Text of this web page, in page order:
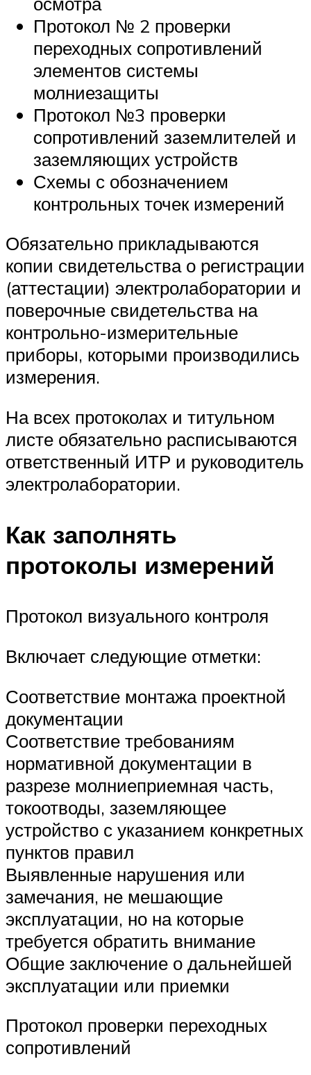
Протокол № 2 проверки
переходных сопротивлений
элементов системы
молниезащиты
Протокол №3 проверки
сопротивлений заземлителей и
заземляющих устройств
Схемы с обозначением
контрольных точек измерений
Обязательно прикладываются
копии свидетельства о регистрации
(аттестации) электролаборатории и
поверочные свидетельства на
контрольно-измерительные
приборы, которыми производились
измерения.
На всех протоколах и титульном
листе обязательно расписываются
ответственный ИТР и руководитель
электролаборатории.
Как заполнять
протоколы измерений
Протокол визуального контроля
Включает следующие отметки:
Соответствие монтажа проектной
документации
Соответствие требованиям
нормативной документации в
разрезе молниеприемная часть,
токоотводы, заземляющее
устройство с указанием конкретных
пунктов правил
Выявленные нарушения или
замечания, не мешающие
эксплуатации, но на которые
требуется обратить внимание
Общие заключение о дальнейшей
эксплуатации или приемки
Протокол проверки переходных
сопротивлений